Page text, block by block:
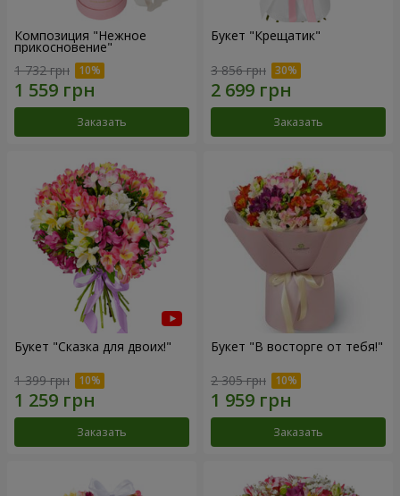
Композиция "Нежное
прикосновение"
1 732 грн
Заказать
Букет "Крещатик"
3 856 грн
Заказать
Букет "Сказка для двоих!"
1 399 грн
Заказать
Букет "В восторге от тебя!"
2 305 грн
Заказать